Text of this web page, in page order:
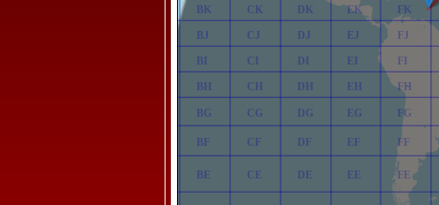
BE
BF
BG
BH
BI
BJ
BK
CE
CF
CG
CH
CI
CJ
CK
DE
DF
DG
DH
DI
DJ
DK
EE
EF
EG
EH
EI
EJ
EK
FE
FF
FG
FH
FI
FJ
FK